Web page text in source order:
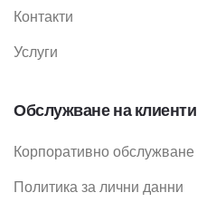
Контакти
Услуги
Обслужване на клиенти
Корпоративно обслужване
Политика за лични данни